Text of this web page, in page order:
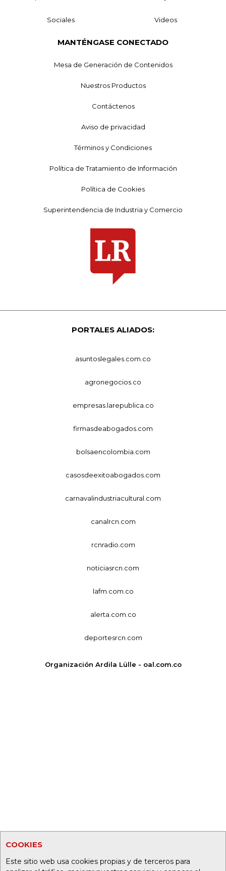
COOKIES
Este sitio web usa cookies propias y de terceros para
Sociales Videos
MANTÉNGASE CONECTADO
Mesa de Generación de Contenidos
Nuestros Productos
Contáctenos
Aviso de privacidad
Términos y Condiciones
Política de Tratamiento de Información
Política de Cookies
Superintendencia de Industria y Comercio
PORTALES ALIADOS:
asuntoslegales.com.co
agronegocios.co
empresas.larepublica.co
firmasdeabogados.com
bolsaencolombia.com
casosdeexitoabogados.com
carnavalindustriacultural.com
canalrcn.com
rcnradio.com
noticiasrcn.com
lafm.com.co
alerta.com.co
deportesrcn.com
Organización Ardila Lülle - oal.com.co